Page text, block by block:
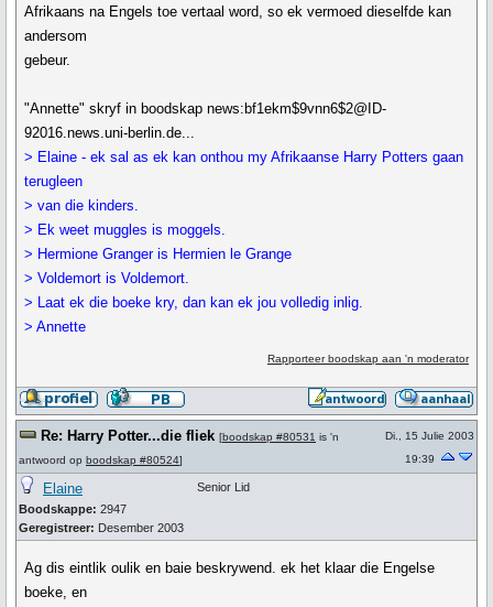
Afrikaans na Engels toe vertaal word, so ek vermoed dieselfde kan
andersom
gebeur.
"Annette" skryf in boodskap news:bf1ekm$9vnn6$2@ID-
92016.news.uni-berlin.de...
> Elaine - ek sal as ek kan onthou my Afrikaanse Harry Potters gaan
terugleen
> van die kinders.
> Ek weet muggles is moggels.
> Hermione Granger is Hermien le Grange
> Voldemort is Voldemort.
> Laat ek die boeke kry, dan kan ek jou volledig inlig.
> Annette
Rapporteer boodskap aan 'n moderator
Re: Harry Potter...die fliek [boodskap #80531 is 'n
antwoord op boodskap #80524]
Di., 15 Julie 2003
19:39
Elaine
Boodskappe: 2947
Geregistreer: Desember 2003
Senior Lid
Ag dis eintlik oulik en baie beskrywend. ek het klaar die Engelse
boeke, en